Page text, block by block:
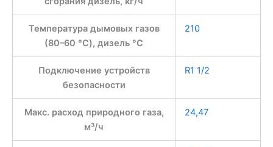
Температура дымовых газов
(80–60 °C), дизель °C
210
Подключение устройств
безопасности
R1 1/2
Макс. расход природного газа,
м³/ч
24,47